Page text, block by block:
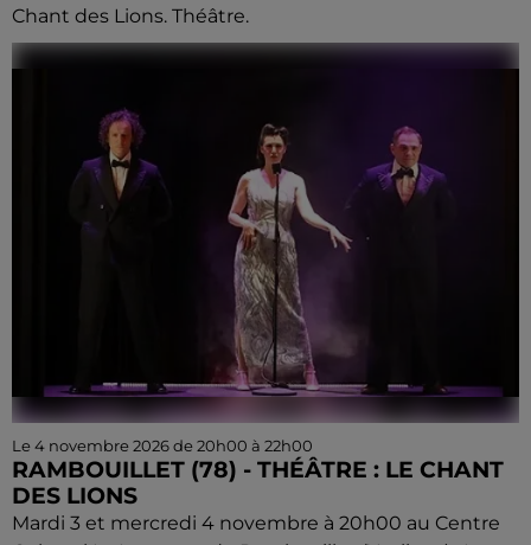
Chant des Lions. Théâtre.
Le 4 novembre 2026 de 20h00 à 22h00
RAMBOUILLET (78) - THÉÂTRE : LE CHANT
DES LIONS
Mardi 3 et mercredi 4 novembre à 20h00 au Centre